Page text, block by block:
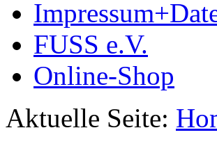
FUSS e.V.
Online-Shop
Aktuelle Seite: